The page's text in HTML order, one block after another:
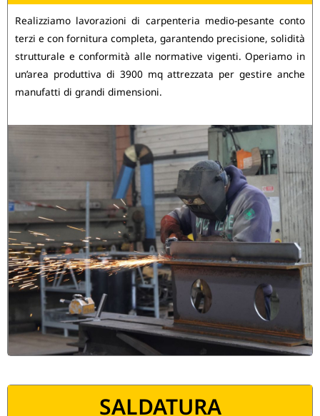
Realizziamo lavorazioni di carpenteria medio-pesante conto
terzi e con fornitura completa, garantendo precisione, solidità
strutturale e conformità alle normative vigenti. Operiamo in
un’area produttiva di 3900 mq attrezzata per gestire anche
manufatti di grandi dimensioni.
SALDATURA